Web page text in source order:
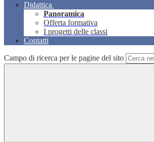
Didattica
Panoramica
Offerta formativa
I progetti delle classi
Contatti
Campo di ricerca per le pagine del sito